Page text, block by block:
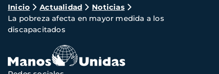
Ruta
de
navegación
Inicio Actualidad
Noticias
La pobreza afecta en mayor medida a los
discapacitados